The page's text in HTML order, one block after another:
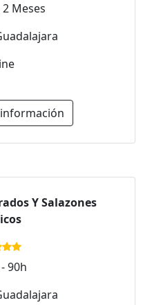
Meses
Y Salazones
90h